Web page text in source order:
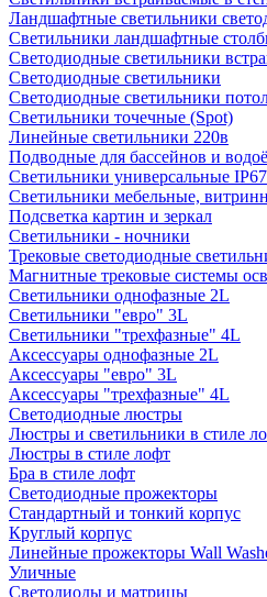
Ландшафтные светильники
Светильники ландшафтные
Светодиодные светильники
Светодиодные светильники
Светодиодные светильники
Светильники точечные (Spot)
Линейные светильники 220в
Подводные для бассейнов и
Светильники универсальные IP67
Светильники мебельные,
Подсветка картин и зеркал
Светильники - ночники
Трековые светодиодные
Магнитные трековые системы
Светильники однофазные 2L
Светильники "евро" 3L
Светильники "трехфазные" 4L
Аксессуары однофазные 2L
Аксессуары "евро" 3L
Аксессуары "трехфазные" 4L
Светодиодные люстры
Люстры и светильники в стиле
Люстры в стиле лофт
Бра в стиле лофт
Светодиодные прожекторы
Стандартный и тонкий корпус
Круглый корпус
Линейные прожекторы Wall
Уличные
Светодиоды и матрицы